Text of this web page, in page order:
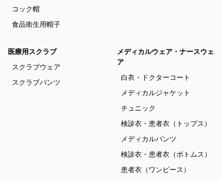
コック帽
食品衛生用帽子
医療用スクラブ
スクラブウェア
スクラブパンツ
メディカルウェア・ナースウェ
ア
白衣・ドクターコート
メディカルジャケット
チュニック
検診衣・患者衣（トップス）
メディカルパンツ
検診衣・患者衣（ボトムス）
患者衣（ワンピース）